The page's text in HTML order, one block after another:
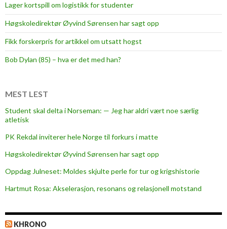
Lager kortspill om logistikk for studenter
Høgskoledirektør Øyvind Sørensen har sagt opp
Fikk forskerpris for artikkel om utsatt hogst
Bob Dylan (85) – hva er det med han?
MEST LEST
Student skal delta i Norseman: — Jeg har aldri vært noe særlig
atletisk
PK Rekdal inviterer hele Norge til forkurs i matte
Høgskoledirektør Øyvind Sørensen har sagt opp
Oppdag Julneset: Moldes skjulte perle for tur og krigshistorie
Hartmut Rosa: Akselerasjon, resonans og relasjonell motstand
KHRONO